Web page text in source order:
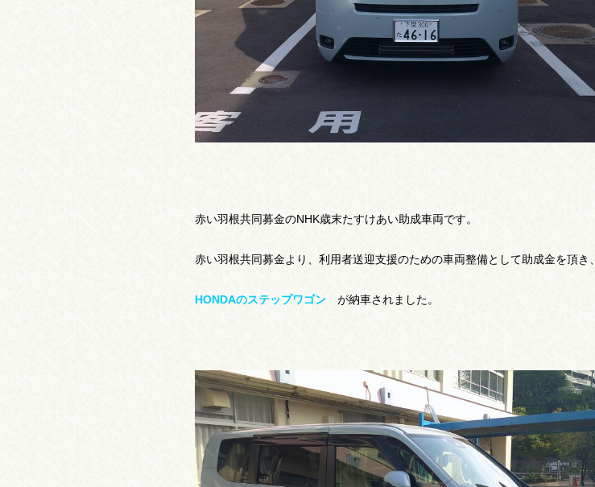
赤い羽根共同募金のNHK歳末たすけあい助成車両です。
赤い羽根共同募金より、利用者送迎支援のための車両整備として助成金を頂き、
HONDAのステップワゴン が納車されました。